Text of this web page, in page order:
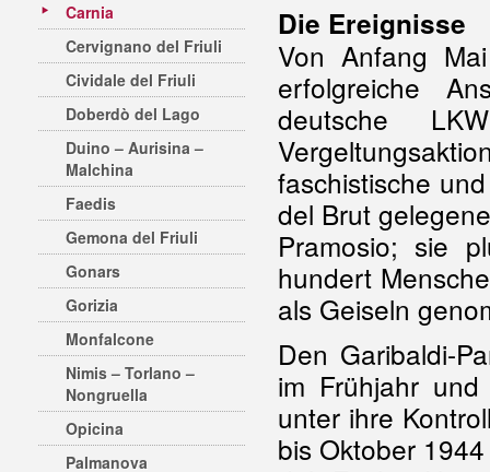
Carnia
Cervignano del Friuli
Cividale del Friuli
Doberdò del Lago
Duino – Aurisina –
Malchina
Faedis
Gemona del Friuli
Gonars
Gorizia
Monfalcone
Nimis – Torlano –
Nongruella
Opicina
Palmanova
Die Ereignisse
Von Anfang
erfolgreiche
deutsche
faschistische
del Brut
Pramosio; sie
hundert
als Geiseln
Den Garibaldi-
im Frühjahr
unter ihre
bis Oktober